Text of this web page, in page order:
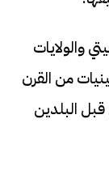
والولايات
من القرن
البلدين